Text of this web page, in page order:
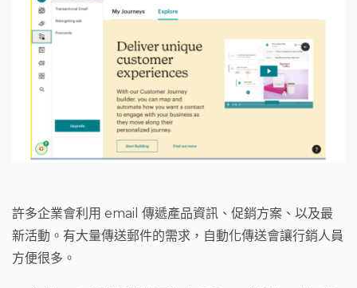
許多企業會利用 email 傳遞產品資訊、促銷方案、以及最
新活動。有大量傳送郵件的需求，自動化傳送會讓行銷人員
方便很多。